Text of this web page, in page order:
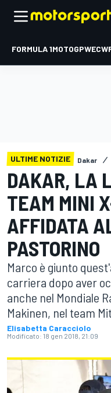
FORMULA 1MOTOGPWEC
ULTIME NOTIZIE Dakar
DAKAR, LA
TEAM MINI
AFFIDATA
PASTORINO
Marco è giunto
carriera dopo aver
anche nel Mondiale
Makinen, nel team
Elisabetta Caracciolo
Modificato: 18 gen 2018, 21:09